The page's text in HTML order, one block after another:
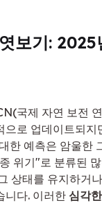
보기: 2025
국제 자연 보전
으로 업데이트되지
한 예측은 암울한
위기"로 분류된
상태를 유지하거
니다. 이러한 심각